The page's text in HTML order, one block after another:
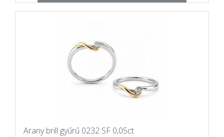
Arany brill gyűrű 0232 SF 0,05ct